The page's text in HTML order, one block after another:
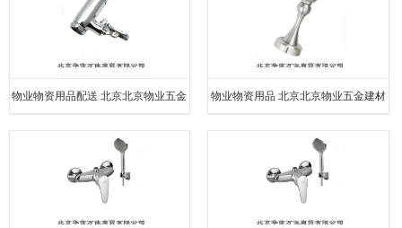
物业物资用品配送 北京北京物业五金 物业物资用品 北京北京物业五金建材